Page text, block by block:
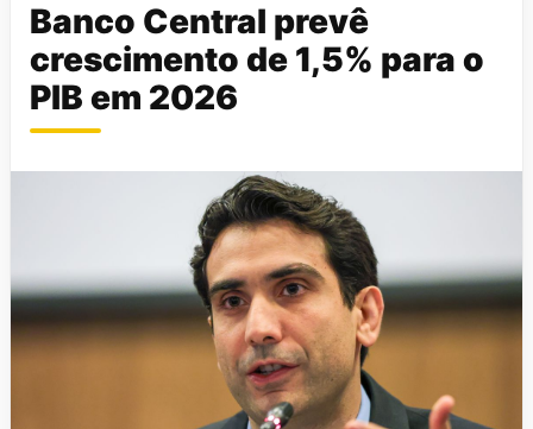
Banco Central prevê
crescimento de 1,5% para o
PIB em 2026